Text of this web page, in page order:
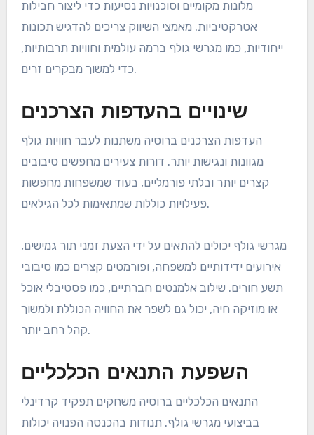
מלונות מקומיים וסוכנויות נסיעות כדי ליצור חבילות
אטרקטיביות. מאמצי השיווק צריכים להדגיש תכונות
ייחודיות, כמו מגרשי גולף ברמה עולמית וחוויות תרבותיות,
כדי למשוך מבקרים זרים.
שינויים בהעדפות הצרכנים
העדפות הצרכנים ברוסיה משתנות לעבר חוויות גולף
מגוונות ונגישות יותר. דורות צעירים מחפשים סיבובים
קצרים יותר ובלתי פורמליים, בעוד שמשפחות מחפשות
פעילויות כוללות שמתאימות לכל הגילאים.
מגרשי גולף יכולים להתאים על ידי הצעת זמני תור גמישים,
אירועים ידידותיים למשפחה, ופורמטים קצרים כמו סיבובי
תשע חורים. שילוב אלמנטים חברתיים, כמו פסטיבלי אוכל
או מוזיקה חיה, יכול גם לשפר את החוויה הכוללת ולמשוך
קהל רחב יותר.
השפעת התנאים הכלכליים
התנאים הכלכליים ברוסיה משחקים תפקיד קרדינלי
בביצועי מגרשי גולף. תנודות בהכנסה הפנויה יכולות